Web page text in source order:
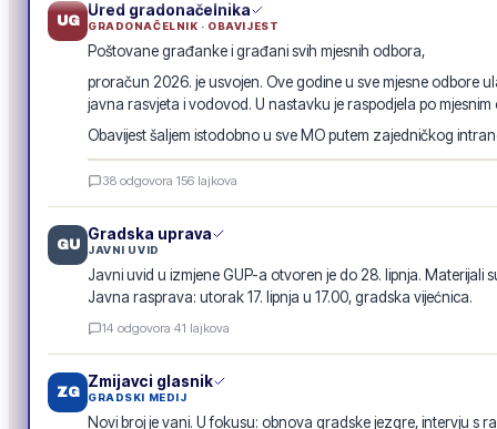
UG
Ured gradonačelnika
GRADONAČELNIK · OBAVIJEST
Poštovane građanke i građani svih mjesnih odbora,
proračun 2026. je usvojen. Ove godine u sve mjesne odbore
javna rasvjeta i vodovod. U nastavku je raspodjela po mjesnim
Obavijest šaljem istodobno u sve MO putem zajedničkog
GRADSKA OBAVIJEST
Raspodjela investicija 2026. · po mjesnim odborima
38 odgovora·156 lajkova
GU
Gradska uprava
JAVNI UVID
Javni uvid u izmjene GUP-a otvoren je do 28. lipnja. Materijali
Javna rasprava: utorak 17. lipnja u 17.00, gradska vijećnica.
14 odgovora·41 lajkova
ZG
Zmijavci glasnik
GRADSKI MEDIJ
Novi broj je vani. U fokusu: obnova gradske jezgre, intervju s